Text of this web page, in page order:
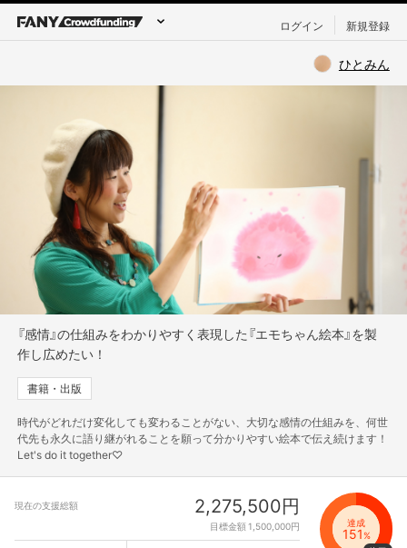
ログイン 新規登録
ひとみん
『感情』の仕組みをわかりやすく表現した『エモちゃん絵本』を製
作し広めたい！
書籍・出版
時代がどれだけ変化しても変わることがない、大切な感情の仕組みを、何世
代先も永久に語り継がれることを願って分かりやすい絵本で伝え続けます！
Let's do it together♡
現在の支援総額 2,275,500円
目標金額 1,500,000円 達成
151%